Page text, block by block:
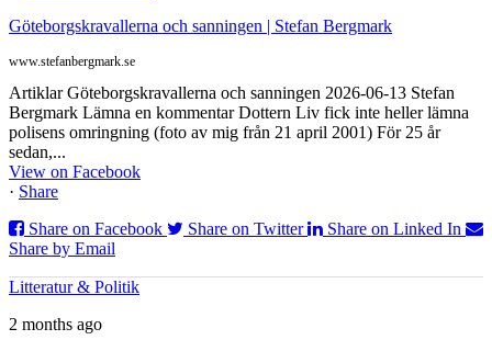
Göteborgskravallerna och sanningen | Stefan Bergmark
www.stefanbergmark.se
Artiklar Göteborgskravallerna och sanningen 2026-06-13 Stefan
Bergmark Lämna en kommentar Dottern Liv fick inte heller lämna
polisens omringning (foto av mig från 21 april 2001) För 25 år
sedan,...
View on Facebook
· Share
Share on Facebook
Share on Twitter
Share on Linked In
Share by Email
Litteratur & Politik
2 months ago